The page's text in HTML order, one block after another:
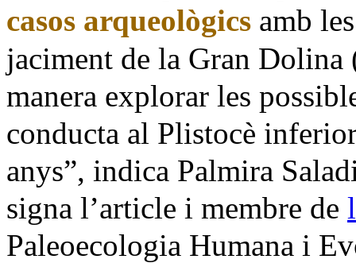
casos arqueològics amb
jaciment de la Gran Dolina
manera explorar les
conducta al Plistocè
anys”, indica Palmira
signa l’article i membre de
Paleoecologia Humana i